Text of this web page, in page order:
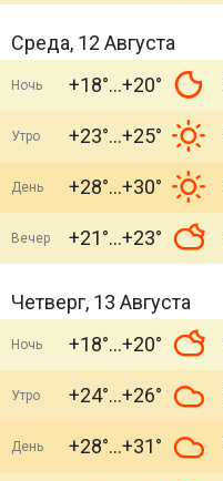
Среда, 12 Августа
Ночь +18° +20°
Утро +23° +25°
День +28° +30°
Вечер +21° +23°
Четверг, 13 Августа
Ночь +18° +20°
Утро +24° +26°
День +28° +31°